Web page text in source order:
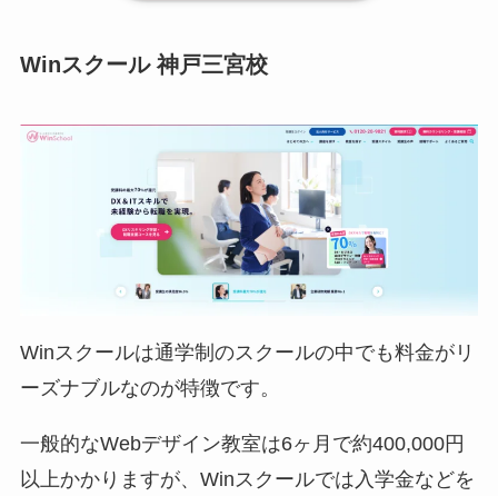
Winスクール 神戸三宮校
Winスクールは通学制のスクールの中でも料金がリ
ーズナブルなのが特徴です。
一般的なWebデザイン教室は6ヶ月で約400,000円
以上かかりますが、Winスクールでは入学金などを